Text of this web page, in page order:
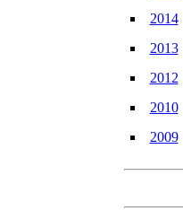
2014
2013
2012
2010
2009